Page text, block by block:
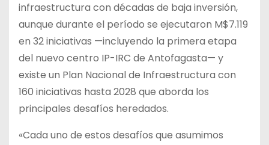
infraestructura con décadas de baja inversión,
aunque durante el período se ejecutaron M$7.119
en 32 iniciativas —incluyendo la primera etapa
del nuevo centro IP-IRC de Antofagasta— y
existe un Plan Nacional de Infraestructura con
160 iniciativas hasta 2028 que aborda los
principales desafíos heredados.
«Cada uno de estos desafíos que asumimos